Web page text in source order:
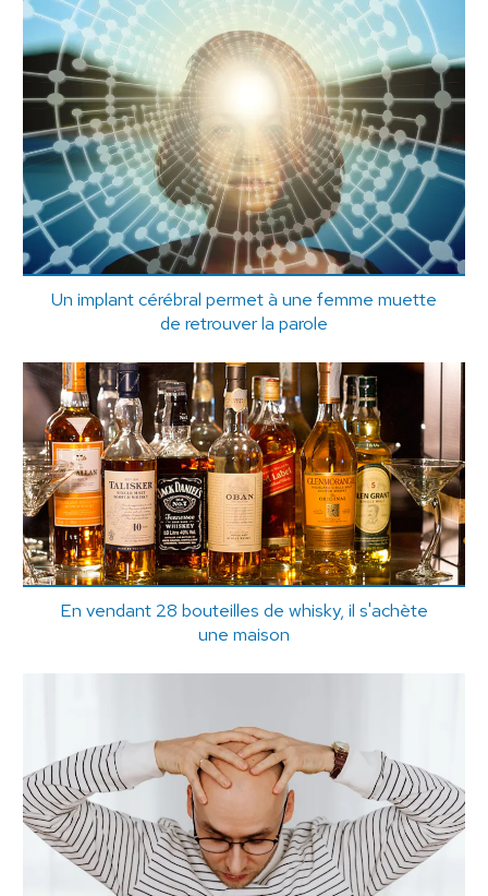
Un implant cérébral permet à une femme muette
de retrouver la parole
En vendant 28 bouteilles de whisky, il s'achète
une maison